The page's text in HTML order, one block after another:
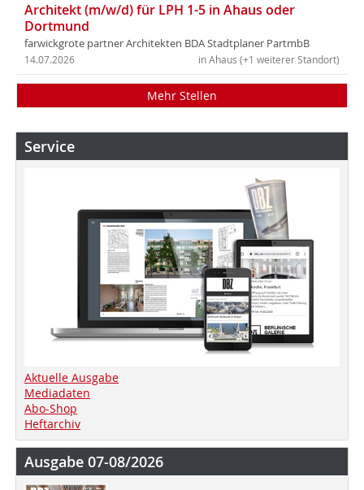
Architekt (m/w/d) für LPH 1-5 in Ahaus oder
Dortmund
farwickgrote partner Architekten BDA Stadtplaner PartmbB
in Ahaus (+1 weiterer Standort)
14.07.2026
Mehr Stellen
Service
Aktuelle Ausgabe
Mediadaten
Abo-Shop
Heftarchiv
Ausgabe 07-08/2026